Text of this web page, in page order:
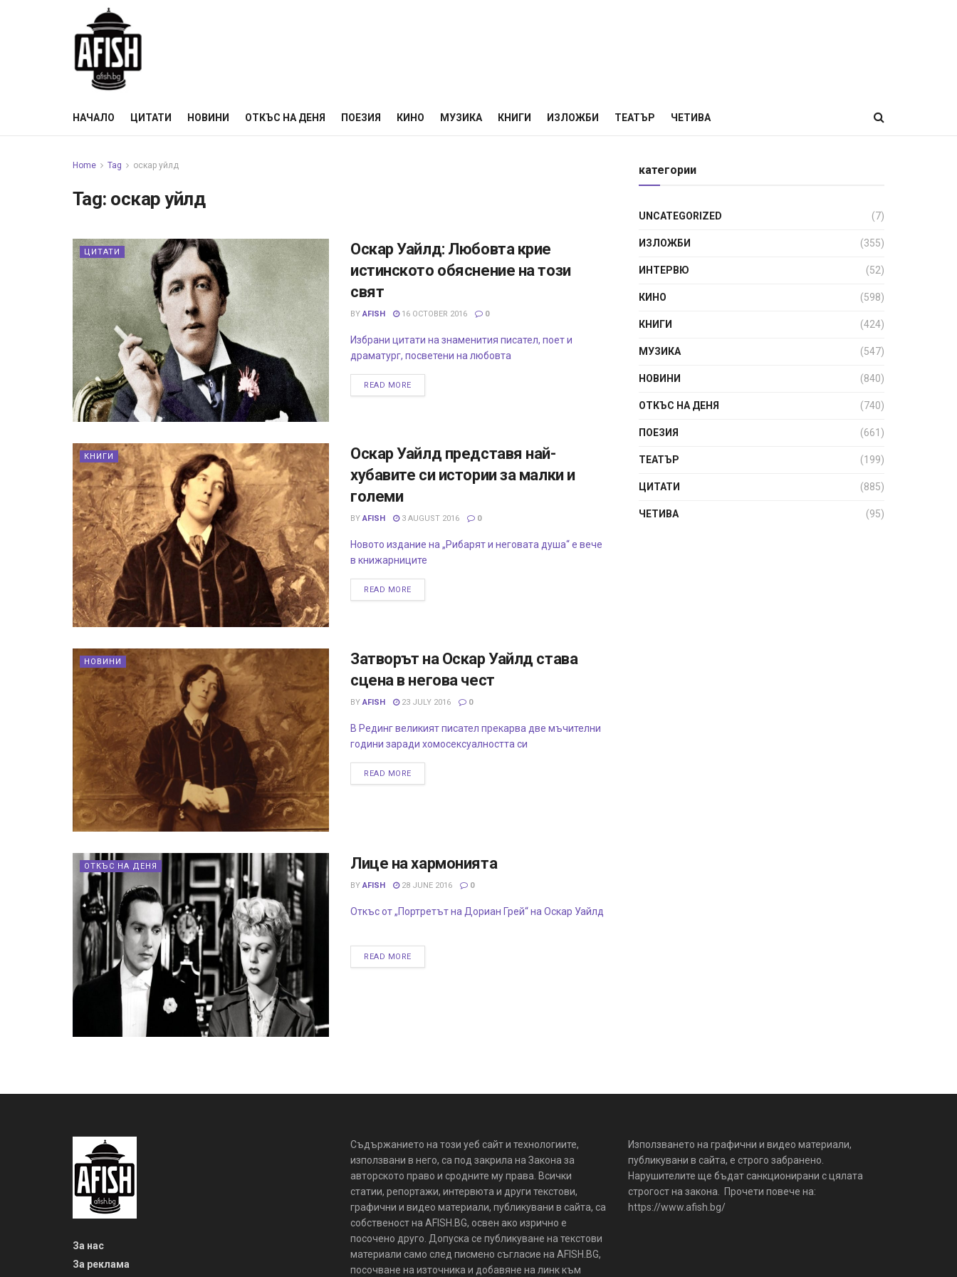
НАЧАЛО ЦИТАТИ НОВИНИ ОТКЪС НА ДЕНЯ ПОЕЗИЯ КИНО МУЗИКА КНИГИ ИЗЛОЖБИ ТЕАТЪР ЧЕТИВА
Home Tag оскар уйлд
Tag: оскар уйлд
ЦИТАТИ
Оскар Уайлд: Любовта крие
истинското обяснение на този
свят
BY AFISH 16 OCTOBER 2016 0
Избрани цитати на знаменития писател, поет и
драматург, посветени на любовта
READ MORE
КНИГИ
Оскар Уайлд представя най-
хубавите си истории за малки и
големи
BY AFISH 3 AUGUST 2016 0
Новото издание на „Рибарят и неговата душа“ е вече
в книжарниците
READ MORE
НОВИНИ
Затворът на Оскар Уайлд става
сцена в негова чест
BY AFISH 23 JULY 2016 0
В Рединг великият писател прекарва две мъчителни
години заради хомосексуалността си
READ MORE
ОТКЪС НА ДЕНЯ Лице на хармонията
BY AFISH 28 JUNE 2016 0
Откъс от „Портретът на Дориан Грей“ на Оскар Уайлд
READ MORE
категории
UNCATEGORIZED (7)
ИЗЛОЖБИ (355)
ИНТЕРВЮ (52)
КИНО (598)
КНИГИ (424)
МУЗИКА (547)
НОВИНИ (840)
ОТКЪС НА ДЕНЯ (740)
ПОЕЗИЯ (661)
ТЕАТЪР (199)
ЦИТАТИ (885)
ЧЕТИВА (95)
За нас
За реклама
Съдържанието на този уеб сайт и технологиите,
използвани в него, са под закрила на Закона за
авторското право и сродните му права. Всички
статии, репортажи, интервюта и други текстови,
графични и видео материали, публикувани в сайта, са
собственост на AFISH.BG, освен ако изрично е
посочено друго. Допуска се публикуване на текстови
материали само след писмено съгласие на AFISH.BG,
посочване на източника и добавяне на линк към
Използването на графични и видео материали,
публикувани в сайта, е строго забранено.
Нарушителите ще бъдат санкционирани с цялата
строгост на закона. Прочети повече на:
https://www.afish.bg/